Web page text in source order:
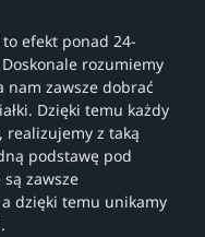
to efekt ponad 24-
rozumiemy
nam zawsze dobrać
Dzięki temu każdy
realizujemy z taką
podstawę pod
zawsze
dzięki temu unikamy